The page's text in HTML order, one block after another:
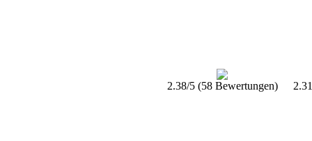
2.38/5 (58 Bewertungen)